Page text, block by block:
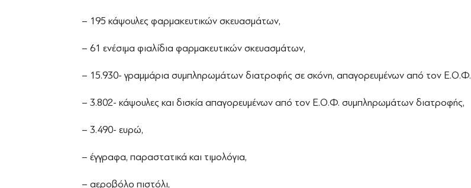
– 195 κάψουλες φαρμακευτικών σκευασμάτων,
– 61 ενέσιμα φιαλίδια φαρμακευτικών σκευασμάτων,
– 15.930- γραμμάρια συμπληρωμάτων διατροφής σε σκόνη, απαγορευμένων από τον Ε.Ο.Φ.
– 3.802- κάψουλες και δισκία απαγορευμένων από τον Ε.Ο.Φ. συμπληρωμάτων διατροφής,
– 3.490- ευρώ,
– έγγραφα, παραστατικά και τιμολόγια,
– αεροβόλο πιστόλι,